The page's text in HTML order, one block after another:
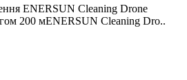
ENERSUN Cleaning Drone
200 мENERSUN Cleaning Dro..